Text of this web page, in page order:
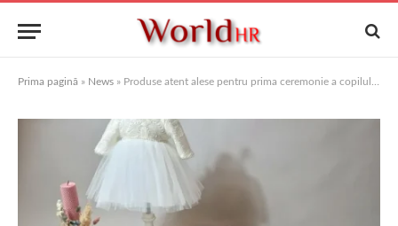
Prima pagină » News » Produse atent alese pentru prima ceremonie a copilului tău.